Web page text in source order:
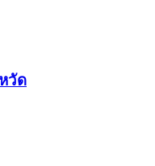
วัด